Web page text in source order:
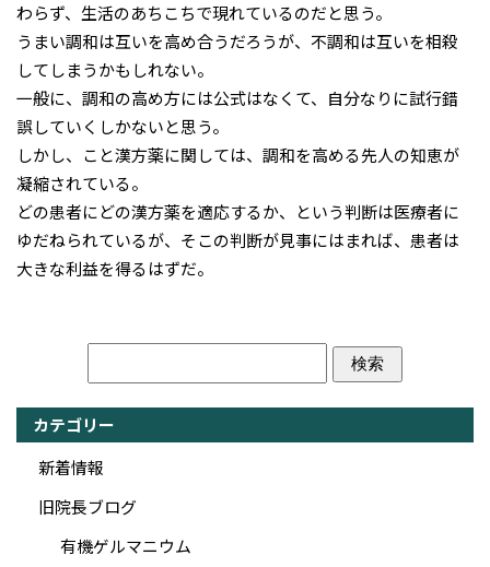
わらず、生活のあちこちで現れているのだと思う。
うまい調和は互いを高め合うだろうが、不調和は互いを相殺
してしまうかもしれない。
一般に、調和の高め方には公式はなくて、自分なりに試行錯
誤していくしかないと思う。
しかし、こと漢方薬に関しては、調和を高める先人の知恵が
凝縮されている。
どの患者にどの漢方薬を適応するか、という判断は医療者に
ゆだねられているが、そこの判断が見事にはまれば、患者は
大きな利益を得るはずだ。
カテゴリー
新着情報
旧院長ブログ
有機ゲルマニウム